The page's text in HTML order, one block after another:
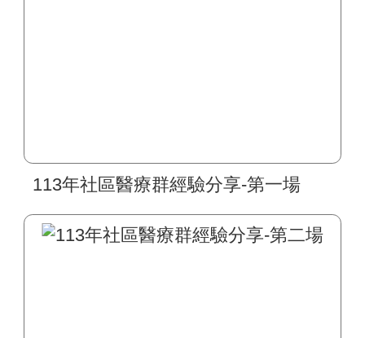
113年社區醫療群經驗分享-第一場